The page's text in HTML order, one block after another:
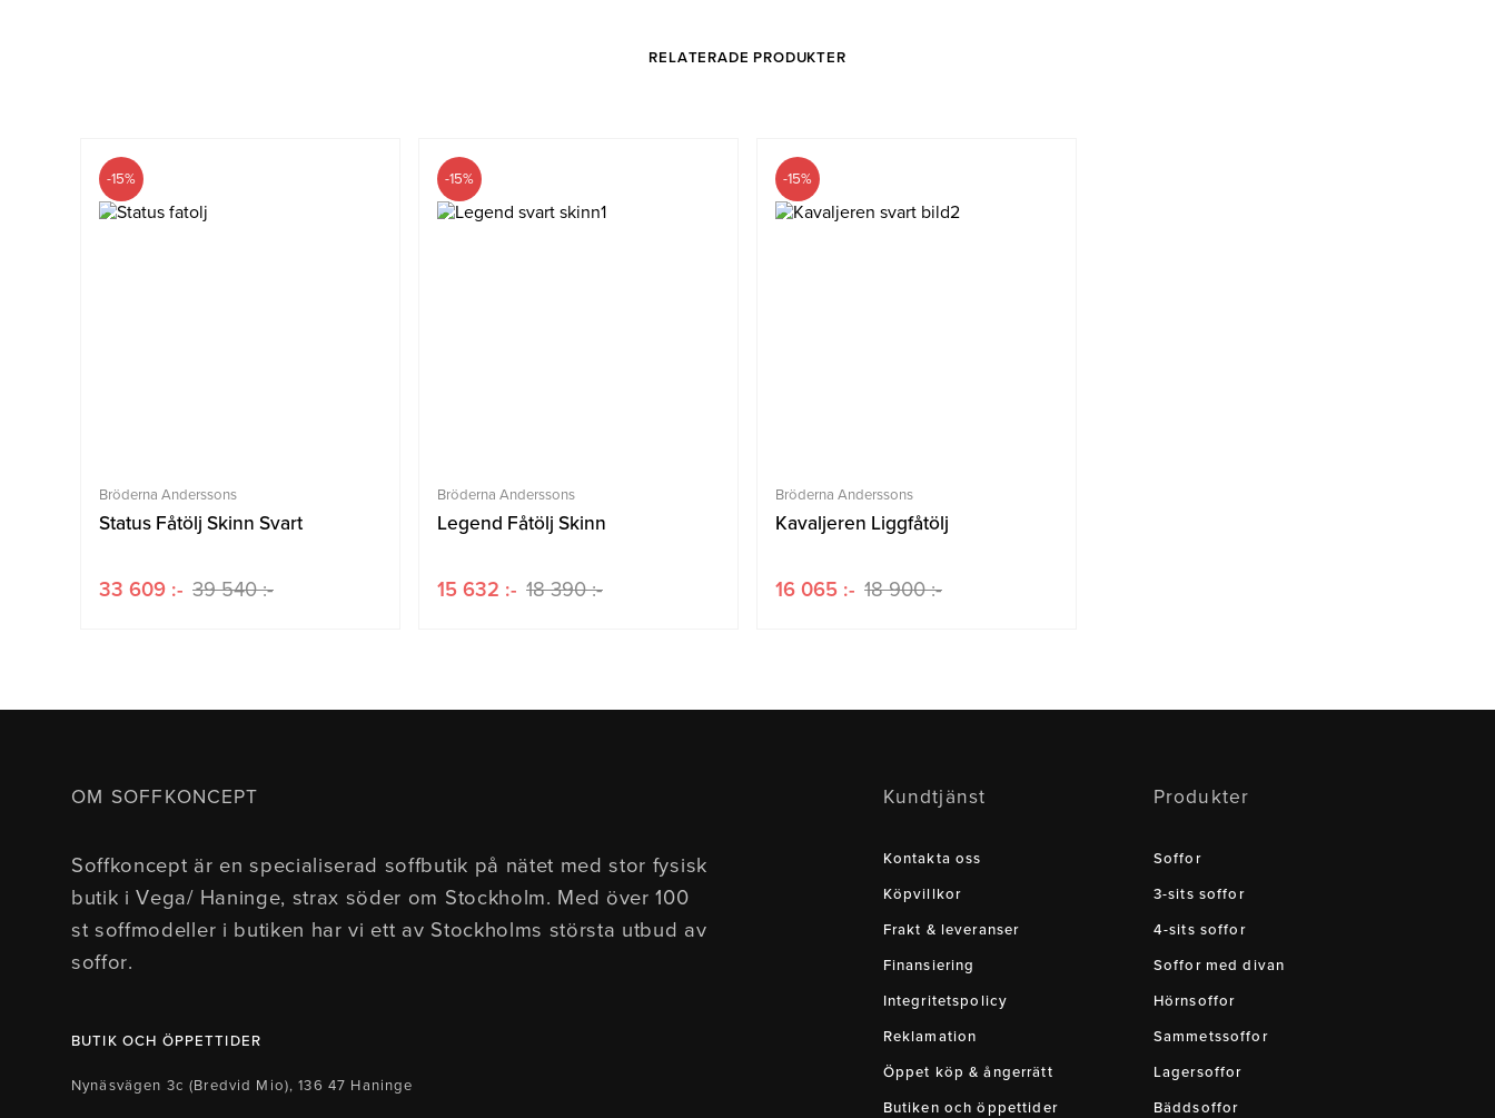
RELATERADE PRODUKTER
-15%
Bröderna Anderssons
Status Fåtölj Skinn Svart
33 609 :- 39 540 :-
-15%
Bröderna Anderssons
Legend Fåtölj Skinn
15 632 :- 18 390 :-
-15%
Bröderna Anderssons
Kavaljeren Liggfåtölj
16 065 :- 18 900 :-
OM SOFFKONCEPT
Soffkoncept är en specialiserad soffbutik på nätet med stor fysisk
butik i Vega/ Haninge, strax söder om Stockholm. Med över 100
st soffmodeller i butiken har vi ett av Stockholms största utbud av
soffor.
BUTIK OCH ÖPPETTIDER
Nynäsvägen 3c (Bredvid Mio), 136 47 Haninge
Kundtjänst
Kontakta oss
Köpvillkor
Frakt & leveranser
Finansiering
Integritetspolicy
Reklamation
Öppet köp & ångerrätt
Butiken och öppettider
Produkter
Soffor
3-sits soffor
4-sits soffor
Soffor med divan
Hörnsoffor
Sammetssoffor
Lagersoffor
Bäddsoffor